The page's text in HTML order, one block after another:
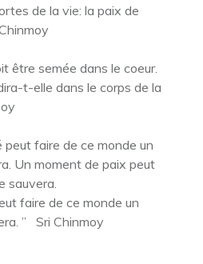
de la vie: la paix de
être semée dans le coeur.
t-elle dans le corps de la
faire de ce monde un
Un moment de paix peut
sauvera.
faire de ce monde un
” Sri Chinmoy